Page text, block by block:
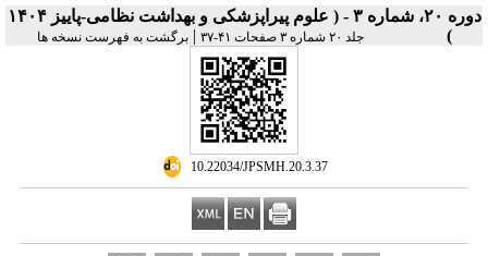
دوره ۲۰، شماره ۳ - ( علوم پیراپزشکی و بهداشت نظامی-پاییز ۱۴۰۴
)
جلد ۲۰ شماره ۳ صفحات ۴۱-۳۷ |برگشت به فهرست نسخه ها
‎ 10.22034/JPSMH.20.3.37